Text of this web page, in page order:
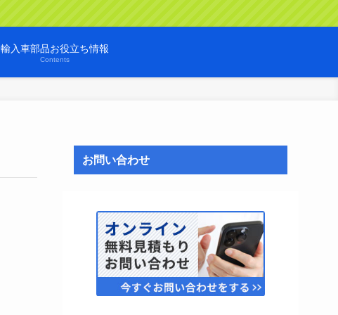
輸入車部品お役立ち情報
Contents
お問い合わせ